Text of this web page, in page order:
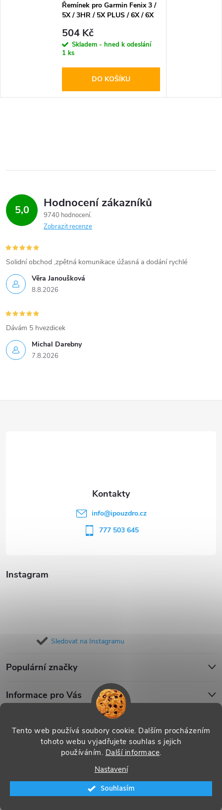
Tento web používá soubory cookie. Dalším procházením
tohoto webu vyjadřujete souhlas s jejich
používáním. Další informace.
Nastavení
Souhlasím
Řemínek pro Garmin Fenix 3 /
5X / 3HR / 5X PLUS / 6X / 6X
Smooth Black
504 Kč
Skladem - hned k odeslání
1 ks
DO KOŠÍKU
5,0 Hodnocení zákazníků
9740 hodnocení
Zobrazit recenze
Věra Janoušková
8.8.2026
Solidní obchod ,zpětná komunikace úžasná a dodání rychlé
Michal Darebny
7.8.2026
Dávám 5 hvezdicek
Instagram
Sledovat na Instagramu
Populární značky
Informace pro Vás
info@ipouzdro.cz
777 503 645
Vytvořil Shoptet
Copyright 2026 . Všechna práva vyhrazena.
nastavení cookies